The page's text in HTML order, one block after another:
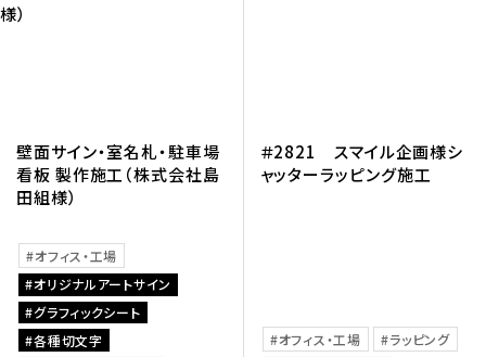
壁面サイン・室名札・駐車場
看板 製作施工（株式会社島
田組様）
オフィス・工場
オリジナルアートサイン
グラフィックシート
各種切文字
＃2821 スマイル企画様シ
ャッターラッピング施工
オフィス・工場
ラッピング